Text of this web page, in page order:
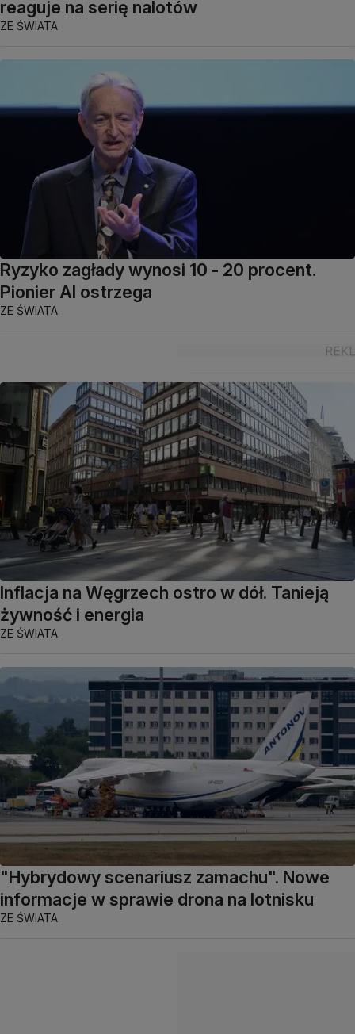
reaguje na serię nalotów
ZE ŚWIATA
Ryzyko zagłady wynosi 10 - 20 procent.
Pionier AI ostrzega
ZE ŚWIATA
Inflacja na Węgrzech ostro w dół. Tanieją
żywność i energia
ZE ŚWIATA
"Hybrydowy scenariusz zamachu". Nowe
informacje w sprawie drona na lotnisku
ZE ŚWIATA